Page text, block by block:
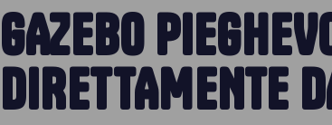
GAZEBO
DIRETTAMENTE